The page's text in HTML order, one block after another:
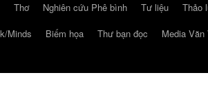
Thơ Nghiên cứu Phê bình Tư liệu Thảo
Minds Biếm họa Thư bạn đọc Media Văn